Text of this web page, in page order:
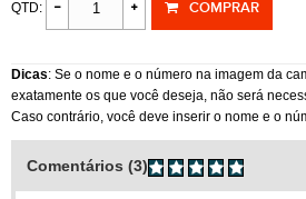
QTD: COMPRAR
Dicas: Se o nome e o número na imagem da
exatamente os que você deseja, não será
Caso contrário, você deve inserir o nome e o
Comentários (3)